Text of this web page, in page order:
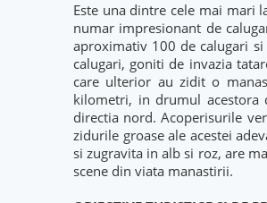
Este una dintre cele mai mari
numar impresionant de
aproximativ 100 de calugari si
calugari, goniti de invazia
care ulterior au zidit o
kilometri, in drumul acestora
directia nord. Acoperisurile
zidurile groase ale acestei
si zugravita in alb si roz, are
scene din viata manastirii.